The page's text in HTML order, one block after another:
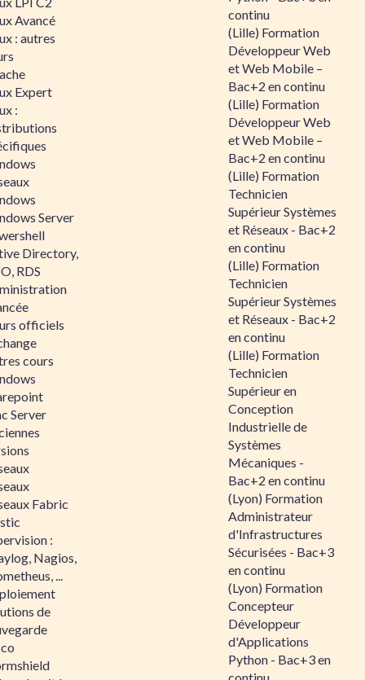
Avancé
: autres
Expert
:
Server
Directory,
RDS
officiels
cours
Server
Fabric
:
Nagios,
...
de
continu
(Lille) Formation
Développeur Web
et Web Mobile –
Bac+2 en continu
(Lille) Formation
Développeur Web
et Web Mobile –
Bac+2 en continu
(Lille) Formation
Technicien
Supérieur Systèmes
et Réseaux - Bac+2
en continu
(Lille) Formation
Technicien
Supérieur Systèmes
et Réseaux - Bac+2
en continu
(Lille) Formation
Technicien
Supérieur en
Conception
Industrielle de
Systèmes
Mécaniques -
Bac+2 en continu
(Lyon) Formation
Administrateur
d'Infrastructures
Sécurisées - Bac+3
en continu
(Lyon) Formation
Concepteur
Développeur
d'Applications
Python - Bac+3 en